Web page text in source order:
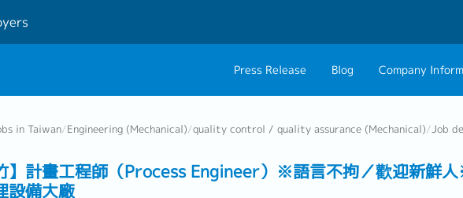
Press Release Blog Company
About UsContact
in Taiwan/Engineering (Mechanical)/quality control / quality assurance (Mechanical)/Job
】計畫工程師（Process Engineer）※語言不拘／歡迎新鮮
設備大廠